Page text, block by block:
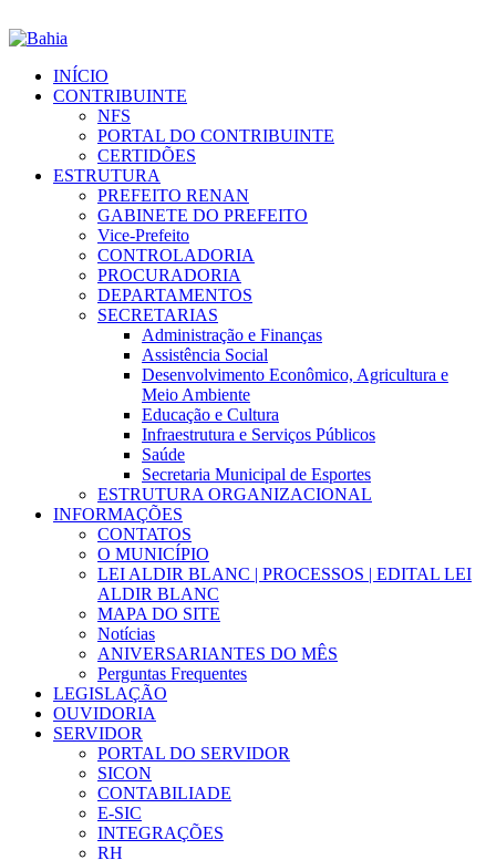
INÍCIO
CONTRIBUINTE
NFS
PORTAL DO CONTRIBUINTE
CERTIDÕES
ESTRUTURA
PREFEITO RENAN
GABINETE DO PREFEITO
Vice-Prefeito
CONTROLADORIA
PROCURADORIA
DEPARTAMENTOS
SECRETARIAS
Administração e Finanças
Assistência Social
Desenvolvimento Econômico, Agricultura e
Meio Ambiente
Educação e Cultura
Infraestrutura e Serviços Públicos
Saúde
Secretaria Municipal de Esportes
ESTRUTURA ORGANIZACIONAL
INFORMAÇÕES
CONTATOS
O MUNICÍPIO
LEI ALDIR BLANC | PROCESSOS | EDITAL LEI
ALDIR BLANC
MAPA DO SITE
Notícias
ANIVERSARIANTES DO MÊS
Perguntas Frequentes
LEGISLAÇÃO
OUVIDORIA
SERVIDOR
PORTAL DO SERVIDOR
SICON
CONTABILIADE
E-SIC
INTEGRAÇÕES
RH